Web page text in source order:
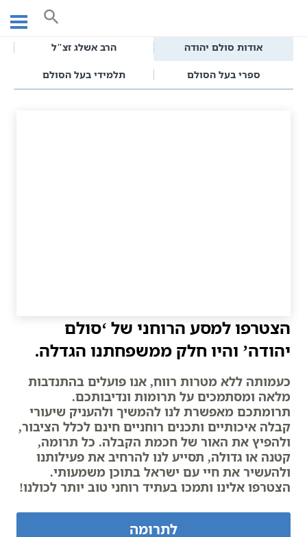
content
אודות סולם יהודה הרב אשלג זצ"ל
ספרי בעל הסולם תלמידי בעל הסולם
הצטרפו למסע הרוחני של ‘סולם
יהודה’ והיו חלק ממשפחתנו הגדלה.
כעמותה ללא מטרות רווח, אנו פועלים בהתנדבות
מלאה ומסתמכים על תרומות ונדיבותכם.
תרומתכם מאפשרת לנו להמשיך ולהעניק שיעורי
קבלה איכותיים ותכנים רוחניים חינם לכלל הציבור,
ולהפיץ את האור של חכמת הקבלה. כל תרומה,
קטנה או גדולה, תסייע לנו להרחיב את פעילותנו
ולהעשיר את חיי עם ישראל בתוכן משמעותי.
הצטרפו אלינו ותמכו בעתיד רוחני טוב יותר לכולנו!
לתרומה